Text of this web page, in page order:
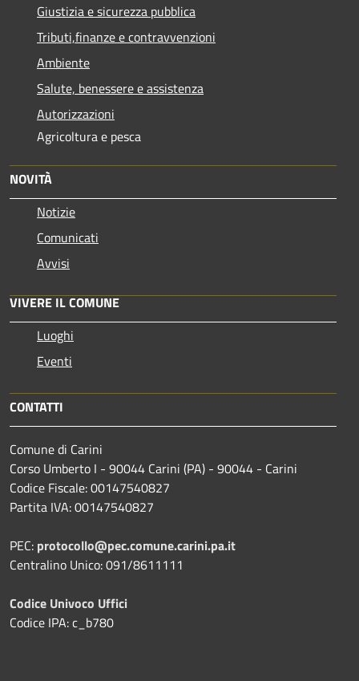
Giustizia e sicurezza pubblica
Tributi,finanze e contravvenzioni
Ambiente
Salute, benessere e assistenza
Autorizzazioni
Agricoltura e pesca
NOVITÀ
Notizie
Comunicati
Avvisi
VIVERE IL COMUNE
Luoghi
Eventi
CONTATTI
Comune di Carini
Corso Umberto I - 90044 Carini (PA) - 90044 - Carini
Codice Fiscale: 00147540827
Partita IVA: 00147540827
PEC: protocollo@pec.comune.carini.pa.it
Centralino Unico: 091/8611111
Codice Univoco Uffici
Codice IPA: c_b780